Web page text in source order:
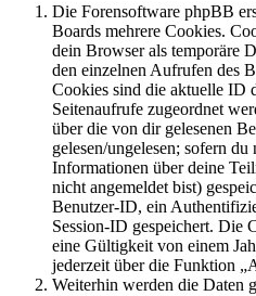
Die Forensoftware phpBB
Boards mehrere Cookies.
dein Browser als temporäre
den einzelnen Aufrufen des
Cookies sind die aktuelle ID
Seitenaufrufe zugeordnet
über die von dir gelesenen
gelesen/ungelesen; sofern
Informationen über deine
nicht angemeldet bist)
Benutzer-ID, ein
Session-ID gespeichert. Die
eine Gültigkeit von einem
jederzeit über die Funktion
Weiterhin werden die Daten